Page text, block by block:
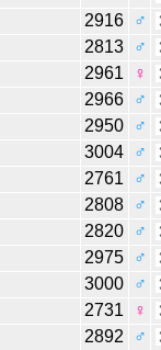
2916
♂
2813
♂
2961
♀
2966
♂
2950
♂
3004
♂
2761
♂
2808
♂
2820
♂
2975
♂
3000
♂
2731
♀
2892
♂